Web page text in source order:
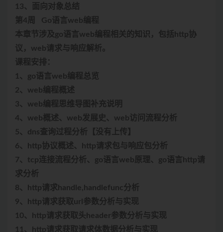
13、面向对象总结
第4周 Go语言web编程
本章节涉及go语言web编程相关的知识，包括http协
议，web请求与响应解析。
课程安排：
1、go语言web编程总览
2、web编程概述
3、web编程思维导图补充说明
4、web概述、web发展史、web访问流程分析
5、dns查询过程分析【没有上传】
6、http协议概述、http请求包与响应包分析
7、tcp连接流程分析、go语言web原理、go语言http请
求分析
8、http请求handle,handlefunc分析
9、http请求获取url参数分析与实现
10、http请求获取头header参数分析与实现
11、http请求获取请求体数据分析与实现